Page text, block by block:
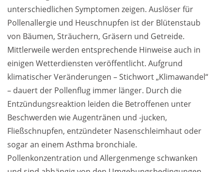
Produktsicherheit
Weiterführende
Literatur
unterschiedlichen Symptomen zeigen. Auslöser für
Pollenallergie und Heuschnupfen ist der Blütenstaub
von Bäumen, Sträuchern, Gräsern und Getreide.
Mittlerweile werden entsprechende Hinweise auch in
einigen Wetterdiensten veröffentlicht. Aufgrund
klimatischer Veränderungen – Stichwort „Klimawandel“
– dauert der Pollenflug immer länger. Durch die
Entzündungsreaktion leiden die Betroffenen unter
Beschwerden wie Augentränen und -jucken,
Fließschnupfen, entzündeter Nasenschleimhaut oder
sogar an einem Asthma bronchiale.
Pollenkonzentration und Allergenmenge schwanken